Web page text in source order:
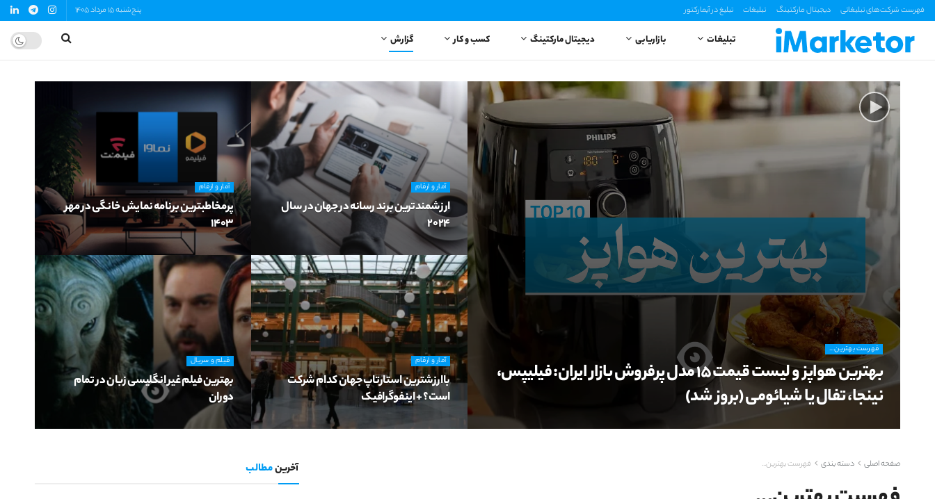
فهرست شرکت‌های تبلیغاتی دیجیتال مارکتینگ تبلیغات تبلیغ در آیمارکتور پنج‌شنبه 15 مرداد 1405
تبلیغات بازاریابی دیجیتال مارکتینگ کسب و کار گزارش
فهرست بهترین...
بهترین هواپز و لیست قیمت 15 مدل پرفروش بازار ایران: فیلیپس،
نینجا، تفال یا شیائومی (بروز شد)
آمار و ارقام
ارزشمندترین برند رسانه‌ در جهان در سال
2024
آمار و ارقام
پرمخاطبترین برنامه نمایش خانگی در مهر
1403
آمار و ارقام
باارزشترین استارتاپ جهان کدام شرکت
است؟ + اینفوگرافیک
فیلم و سریال
بهترین فیلم غیر انگلیسی زبان در تمام
دوران
صفحه اصلی دسته بندی فهرست بهترین... آخرینمطالب